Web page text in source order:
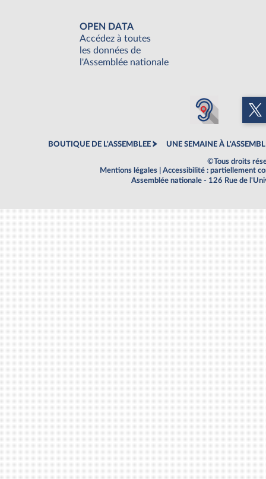
OPEN DATA
Accédez à toutes
les données de
l'Assemblée nationale
BOUTIQUE DE L'ASSEMBLEE UNE SEMAINE À
©Tous droits
Mentions légales
Accessibilité : partiellement
Assemblée nationale - 126 Rue de